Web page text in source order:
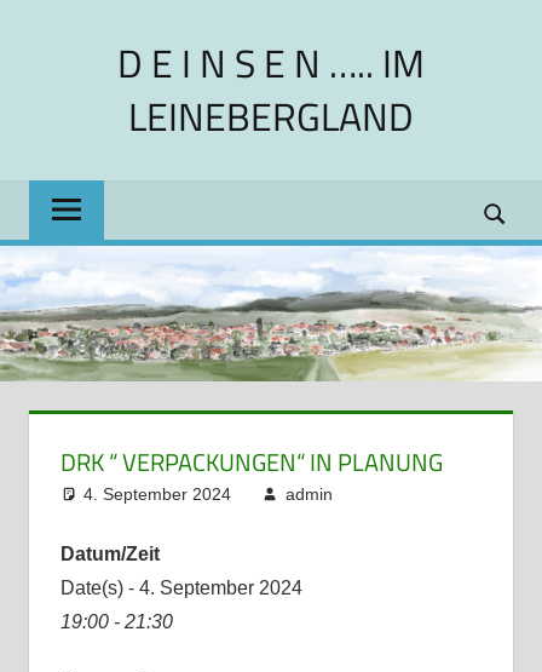
D E I N S E N ….. IM
LEINEBERGLAND
ländlichen
DRK “ VERPACKUNGEN“ IN PLANUNG
4. September 2024 admin
Datum/Zeit
Date(s) - 4. September 2024
19:00 - 21:30